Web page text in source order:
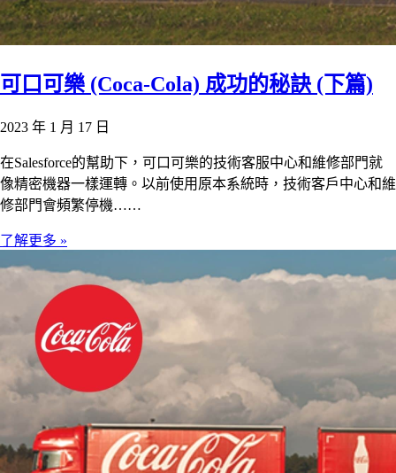
可口可樂 (Coca-Cola) 成功的秘訣 (下篇)
2023 年 1 月 17 日
在Salesforce的幫助下，可口可樂的技術客服中心和維修部門就
像精密機器一樣運轉。以前使用原本系統時，技術客戶中心和維
修部門會頻繁停機……
了解更多 »